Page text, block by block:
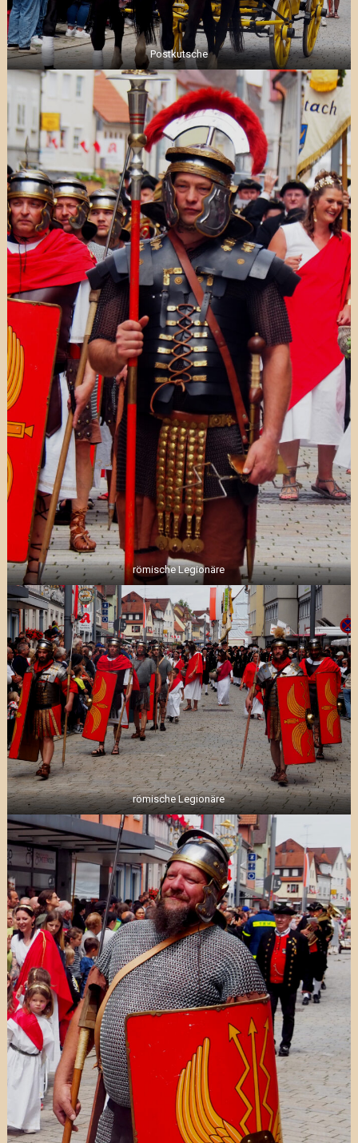
Postkutsche
römische Legionäre
römische Legionäre